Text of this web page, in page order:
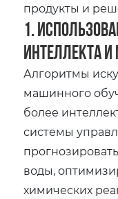
продукты и
1.
интеллекта
Алгоритмы
машинного
более
системы
воды,
химических